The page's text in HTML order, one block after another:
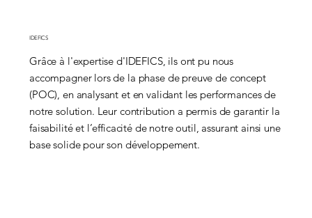
IDEFICS
Grâce à l'expertise d'IDEFICS, ils ont pu nous
accompagner lors de la phase de preuve de concept
(POC), en analysant et en validant les performances de
notre solution. Leur contribution a permis de garantir la
faisabilité et l’efficacité de notre outil, assurant ainsi une
base solide pour son développement.